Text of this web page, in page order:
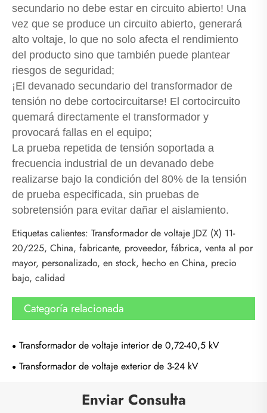
secundario no debe estar en circuito abierto! Una
vez que se produce un circuito abierto, generará
alto voltaje, lo que no solo afecta el rendimiento
del producto sino que también puede plantear
riesgos de seguridad;
¡El devanado secundario del transformador de
tensión no debe cortocircuitarse! El cortocircuito
quemará directamente el transformador y
provocará fallas en el equipo;
La prueba repetida de tensión soportada a
frecuencia industrial de un devanado debe
realizarse bajo la condición del 80% de la tensión
de prueba especificada, sin pruebas de
sobretensión para evitar dañar el aislamiento.
Etiquetas calientes: Transformador de voltaje JDZ (X) 11-
20/225, China, fabricante, proveedor, fábrica, venta al por
mayor, personalizado, en stock, hecho en China, precio
bajo, calidad
Categoría relacionada
Transformador de voltaje interior de 0,72-40,5 kV
Transformador de voltaje exterior de 3-24 kV
Enviar Consulta